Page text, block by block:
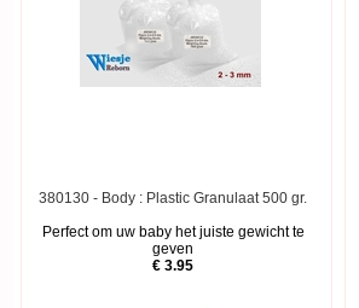
380130 - Body : Plastic Granulaat 500 gr.
Perfect om uw baby het juiste gewicht te
geven
€ 3.95